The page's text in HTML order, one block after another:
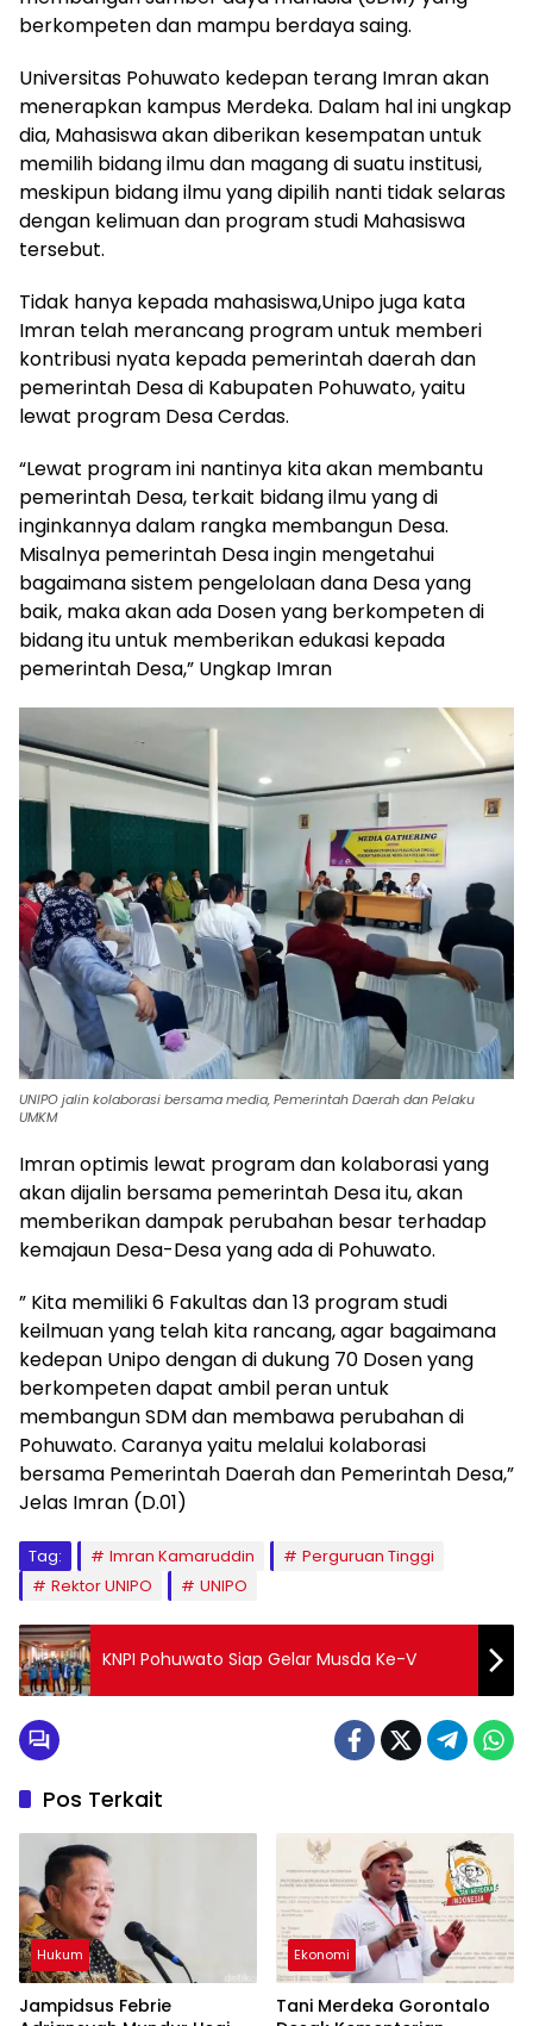
berkompeten dan mampu berdaya saing.
Universitas Pohuwato kedepan terang Imran akan
menerapkan kampus Merdeka. Dalam hal ini ungkap
dia, Mahasiswa akan diberikan kesempatan untuk
memilih bidang ilmu dan magang di suatu institusi,
meskipun bidang ilmu yang dipilih nanti tidak selaras
dengan kelimuan dan program studi Mahasiswa
tersebut.
Tidak hanya kepada mahasiswa,Unipo juga kata
Imran telah merancang program untuk memberi
kontribusi nyata kepada pemerintah daerah dan
pemerintah Desa di Kabupaten Pohuwato, yaitu
lewat program Desa Cerdas.
“Lewat program ini nantinya kita akan membantu
pemerintah Desa, terkait bidang ilmu yang di
inginkannya dalam rangka membangun Desa.
Misalnya pemerintah Desa ingin mengetahui
bagaimana sistem pengelolaan dana Desa yang
baik, maka akan ada Dosen yang berkompeten di
bidang itu untuk memberikan edukasi kepada
pemerintah Desa,” Ungkap Imran
UNIPO jalin kolaborasi bersama media, Pemerintah Daerah dan Pelaku
UMKM
Imran optimis lewat program dan kolaborasi yang
akan dijalin bersama pemerintah Desa itu, akan
memberikan dampak perubahan besar terhadap
kemajaun Desa-Desa yang ada di Pohuwato.
” Kita memiliki 6 Fakultas dan 13 program studi
keilmuan yang telah kita rancang, agar bagaimana
kedepan Unipo dengan di dukung 70 Dosen yang
berkompeten dapat ambil peran untuk
membangun SDM dan membawa perubahan di
Pohuwato. Caranya yaitu melalui kolaborasi
bersama Pemerintah Daerah dan Pemerintah Desa,”
Jelas Imran (D.01)
Tag: Imran Kamaruddin
Perguruan Tinggi
Rektor UNIPO
UNIPO
KNPI Pohuwato Siap Gelar Musda Ke-V
Pos Terkait
Hukum
Jampidsus Febrie
Ekonomi
Tani Merdeka Gorontalo